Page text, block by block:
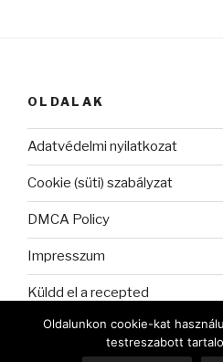
OLDALAK
Adatvédelmi nyilatkozat
Cookie (süti) szabályzat
DMCA Policy
Impresszum
Küldd el a recepted
Oldalunkon cookie-kat
testreszabott